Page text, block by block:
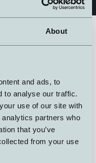
About
and ads, to
to analyse our traffic.
use of our site with
partners who
that you’ve
from your use
på nå sikrer seg
ledere, leverandører,
på
for to dager
som
fremover.